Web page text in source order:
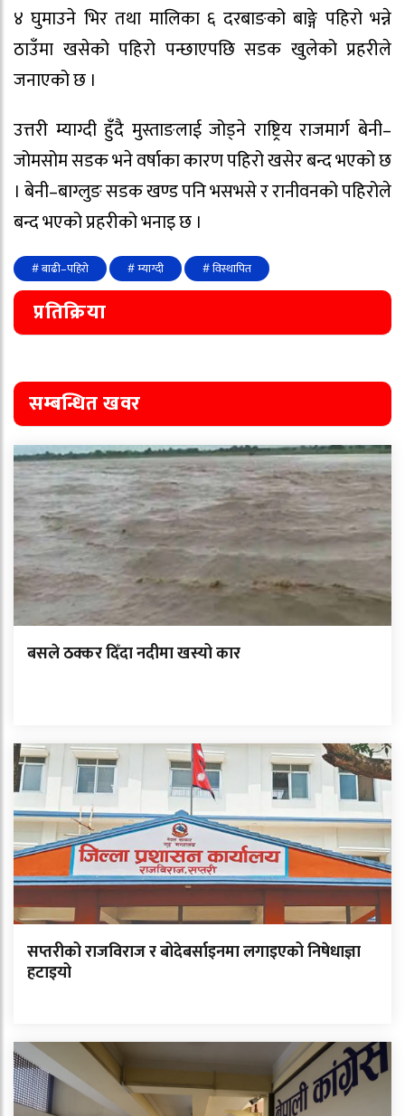
४ घुमाउने भिर तथा मालिका ६ दरबाङको बाङ्गे पहिरो भन्ने
ठाउँमा खसेको पहिरो पन्छाएपछि सडक खुलेको प्रहरीले
जनाएको छ ।
उत्तरी म्याग्दी हुँदै मुस्ताङलाई जोड्ने राष्ट्रिय राजमार्ग बेनी–
जोमसोम सडक भने वर्षाका कारण पहिरो खसेर बन्द भएको छ
। बेनी–बाग्लुङ सडक खण्ड पनि भसभसे र रानीवनको पहिरोले
बन्द भएको प्रहरीको भनाइ छ ।
# बाढी–पहिरो # म्याग्दी # विस्थापित
प्रतिक्रिया
सम्बन्धित खवर
बसले ठक्कर दिँदा नदीमा खस्यो कार
सप्तरीको राजविराज र बोदेबर्साइनमा लगाइएको निषेधाज्ञा
हटाइयो